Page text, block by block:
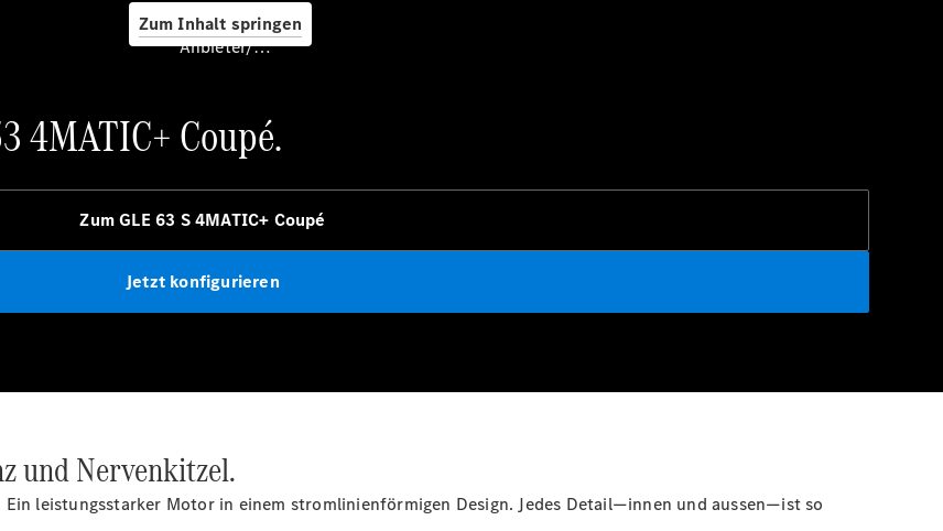
Zum Inhalt springen
Servicetermin
Seviceangebote
Unterwegs
laden
Pannen- &
Anbieter/Datenschutz
4MATIC+ Coupé.
Zum GLE 63 S 4MATIC+ Coupé
Jetzt konfigurieren
und Nervenkitzel.
leistungsstarker Motor in einem stromlinienförmigen Design. Jedes Detail—innen und aussen—ist so